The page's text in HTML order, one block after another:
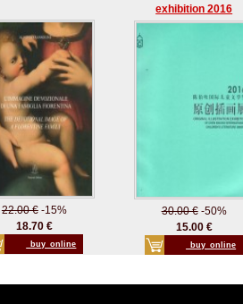
22.00 €-15%
18.70 €
_buy_online
exhibition 2016
30.00 €-50%
15.00 €
_buy_online